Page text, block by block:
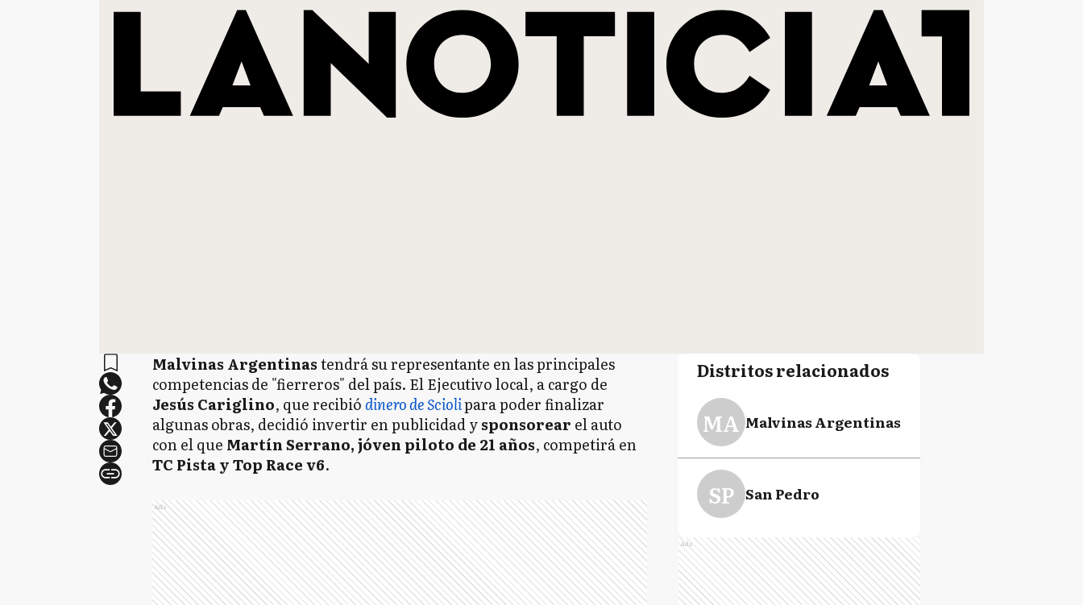
Malvinas Argentinastendrá su representante en las principales
competencias de "fierreros" del país. El Ejecutivo local, a cargo de
Jesús Cariglino, que recibiódinero de Sciolipara poder finalizar
algunas obras, decidió invertir en publicidad ysponsorear el auto
con el que Martín Serrano, jóven piloto de 21 años, competirá en
TC Pista y Top Race v6.
Ads
Distritos relacionados
MA Malvinas Argentinas
SP San Pedro
Ads